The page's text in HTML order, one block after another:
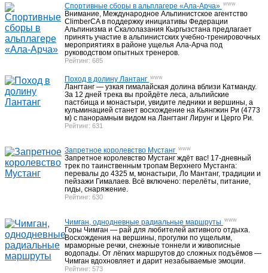
Гостиницы Узбекистана 40
Гостиницы Ташкента 18
Гостиницы Самарканда 17
Гостиницы Бухары 19
Гостиницы Хивы
Почему мы ? 4
Спортивные сборы в альплагере «Ала-Арча» www
Внимание, Международное Альпинистское агентство
ClimberCA в поддержку инициативы Федерации
Альпинизма и Скалолазания Кыргызстана предлагает
принять участие в альпинистских учебно-тренировочных
мероприятиях в районе ущелья Ала-Арча под
руководством опытных тренеров.
Рейтинг: 685
Поход в долину Лантанг www
Лангтанг — узкая гималайская долина вблизи Катманду.
За 12 дней трека вы пройдёте леса, альпийские
пастбища и монастыри, увидите ледники и вершины, а
кульминацией станет восхождение на Кьянгжин Ри (4773
м) с панорамным видом на Лангтанг Лирунг и Церго Ри.
Рейтинг: 631
Запретное королевство Мустанг www
Запретное королевство Мустанг ждёт вас! 17-дневный
трек по таинственным тропам Верхнего Мустанга:
перевалы до 4325 м, монастыри, Ло Мантанг, традиции и
пейзажи Гималаев. Всё включено: перелёты, питание,
гиды, снаряжение.
Рейтинг: 630
Чимган, однодневные радиальные маршруты www
Горы Чимган — рай для любителей активного отдыха.
Восхождения на вершины, прогулки по ущельям,
мраморные речки, снежные тоннели и живописные
водопады. От лёгких маршрутов до сложных подъёмов —
Чимган вдохновляет и дарит незабываемые эмоции.
Рейтинг: 573